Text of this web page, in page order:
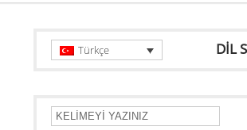
DİL
Türkçe